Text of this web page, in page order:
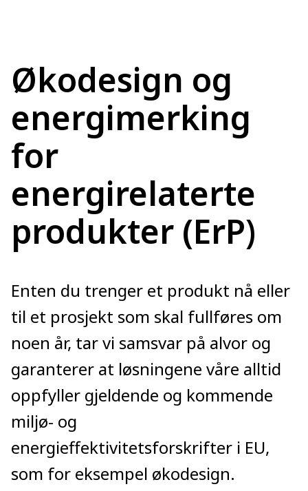
Økodesign og
energimerking
for
energirelaterte
produkter (ErP)
Enten du trenger et produkt nå eller
til et prosjekt som skal fullføres om
noen år, tar vi samsvar på alvor og
garanterer at løsningene våre alltid
oppfyller gjeldende og kommende
miljø- og
energieffektivitetsforskrifter i EU,
som for eksempel økodesign.